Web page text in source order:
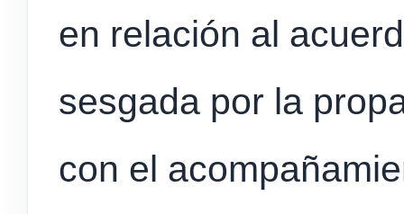
en relación al
sesgada por la
con el